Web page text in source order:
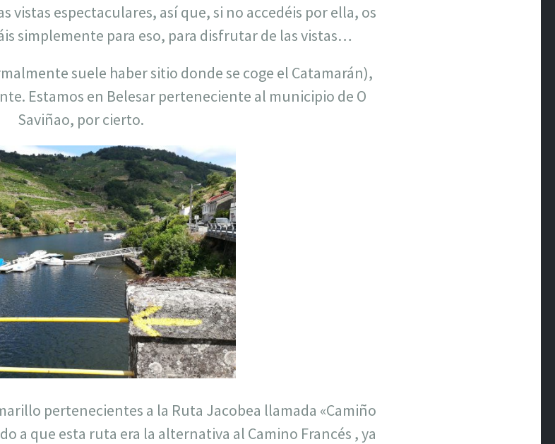
vistas espectaculares, así que, si no accedéis por ella, os
simplemente para eso, para disfrutar de las vistas…
suele haber sitio donde se coge el Catamarán),
Estamos en Belesar perteneciente al municipio de O
Saviñao, por cierto.
pertenecientes a la Ruta Jacobea llamada «Camiño
a que esta ruta era la alternativa al Camino Francés , ya